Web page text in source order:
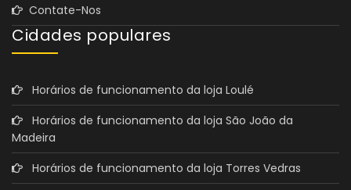
Contate-Nos
Cidades populares
Horários de funcionamento da loja Loulé
Horários de funcionamento da loja São João da
Madeira
Horários de funcionamento da loja Torres Vedras